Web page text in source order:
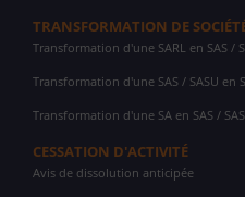
TRANSFORMATION DE
Transformation d'une SARL en SAS /
Transformation d'une SAS / SASU en
Transformation d'une SA en SAS /
CESSATION D'ACTIVITÉ
Avis de dissolution anticipée